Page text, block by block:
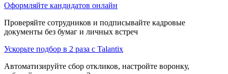
Оформляйте кандидатов онлайн
Проверяйте сотрудников и подписывайте кадровые
документы без бумаг и личных встреч
Ускорьте подбор в 2 раза с Talantix
Автоматизируйте сбор откликов, настройте воронку,